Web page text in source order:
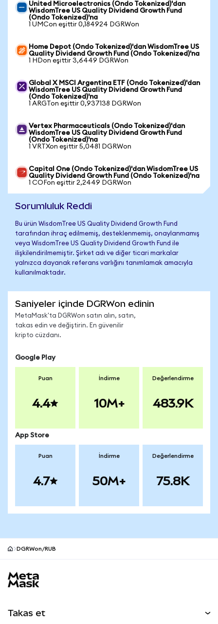
United Microelectronics (Ondo Tokenized)'dan
WisdomTree US Quality Dividend Growth Fund
(Ondo Tokenized)'na
1 UMCon eşittir 0,184924 DGRWon
Home Depot (Ondo Tokenized)'dan WisdomTree US
Quality Dividend Growth Fund (Ondo Tokenized)'na
1 HDon eşittir 3,6449 DGRWon
Global X MSCI Argentina ETF (Ondo Tokenized)'dan
WisdomTree US Quality Dividend Growth Fund
(Ondo Tokenized)'na
1 ARGTon eşittir 0,937138 DGRWon
Vertex Pharmaceuticals (Ondo Tokenized)'dan
WisdomTree US Quality Dividend Growth Fund
(Ondo Tokenized)'na
1 VRTXon eşittir 5,0481 DGRWon
Capital One (Ondo Tokenized)'dan WisdomTree US
Quality Dividend Growth Fund (Ondo Tokenized)'na
1 COFon eşittir 2,2449 DGRWon
Sorumluluk Reddi
Bu ürün WisdomTree US Quality Dividend Growth Fund
tarafından ihraç edilmemiş, desteklenmemiş, onaylanmamış
veya WisdomTree US Quality Dividend Growth Fund ile
ilişkilendirilmemiştir. Şirket adı ve diğer ticari markalar
yalnızca dayanak referans varlığını tanımlamak amacıyla
kullanılmaktadır.
Saniyeler içinde DGRWon edinin
MetaMask'ta DGRWon satın alın, satın,
takas edin ve değiştirin. En güvenilir
kripto cüzdanı.
Google Play
Puan
4.4
İndirme
10M+
Değerlendirme
483.9K
App Store
Puan
4.7
İndirme
50M+
Değerlendirme
75.8K
DGRWon/RUB
Takas et